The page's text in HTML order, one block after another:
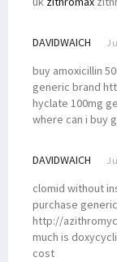
DAVIDWAICH
buy amoxicillin
generic brand
hyclate 100mg
where can i buy
DAVIDWAICH
clomid without
purchase
http://
much is
cost